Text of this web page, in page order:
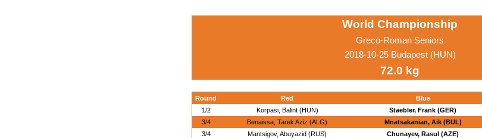
World Championship
Greco-Roman Seniors
2018-10-25 Budapest (HUN)
72.0 kg
Round
Red Blue
1/2
Korpasi, Balint (HUN) Staebler, Frank (GER)
3/4
Benaissa, Tarek Aziz (ALG) Mnatsakanian, Aik (BUL)
3/4
Mantsigov, Abuyazid (RUS) Chunayev, Rasul (AZE)